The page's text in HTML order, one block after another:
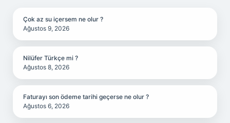
Çok az su içersem ne olur ?
Ağustos 9, 2026
Nilüfer Türkçe mi ?
Ağustos 8, 2026
Faturayı son ödeme tarihi geçerse ne olur ?
Ağustos 6, 2026